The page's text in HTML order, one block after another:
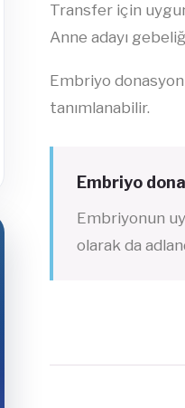
Transfer için
Anne adayı
Embriyo
tanımlanabilir.
Embriyo
Embriyonun
olarak da